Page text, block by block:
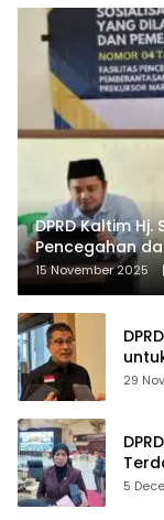
DPRD Kaltim
Pencegahan
15 November 2025
29
5